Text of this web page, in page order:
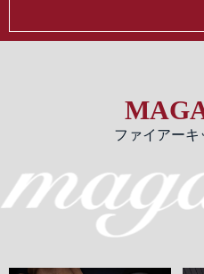
ファイアーキ